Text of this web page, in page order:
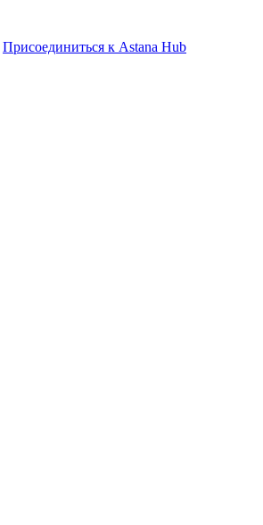
Присоединиться к Astana Hub